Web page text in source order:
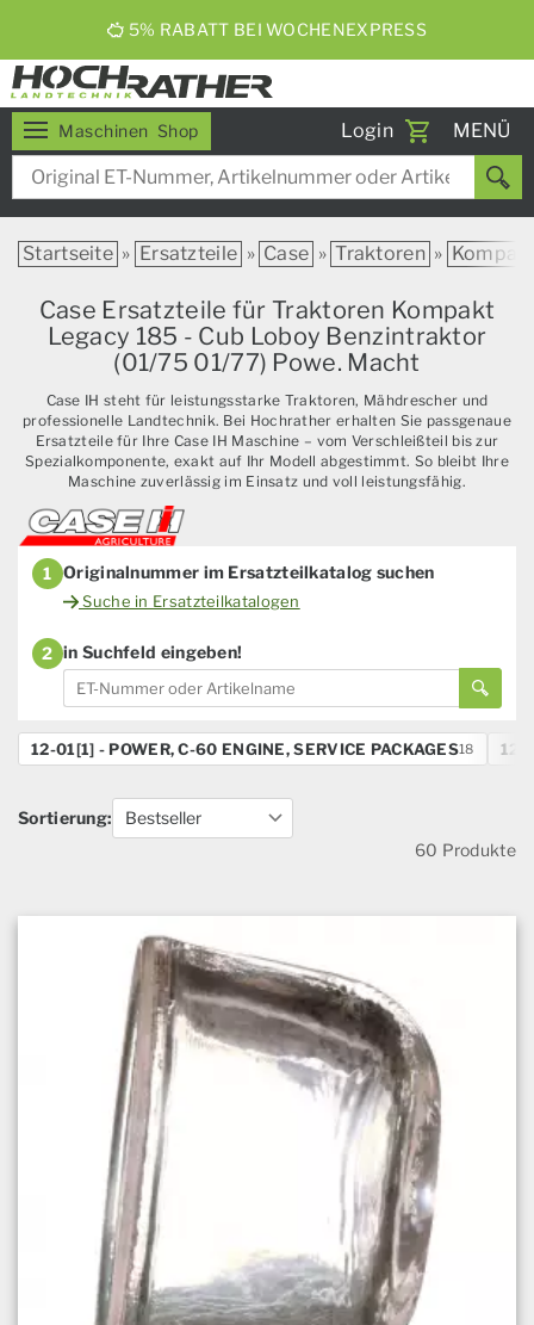
ERNTEBIER 2026
Maschinen Shop Login
Toggle
MENÜ
Startseite » Ersatzteile » Case » Traktoren »
Case Ersatzteile für Traktoren Kompakt
Legacy 185 - Cub Loboy Benzintraktor
(01/75 01/77) Powe. Macht
Case IH steht für leistungsstarke Traktoren, Mähdrescher und
professionelle Landtechnik. Bei Hochrather erhalten Sie passgenaue
Ersatzteile für Ihre Case IH Maschine – vom Verschleißteil bis zur
Spezialkomponente, exakt auf Ihr Modell abgestimmt. So bleibt Ihre
Maschine zuverlässig im Einsatz und voll leistungsfähig.
1 Originalnummer im Ersatzteilkatalog suchen
Suche in Ersatzteilkatalogen
2 in Suchfeld eingeben!
12-01[1] - POWER, C-60 ENGINE, SERVICE PACKAGES18 12-
Sortierung:
60 Produkte